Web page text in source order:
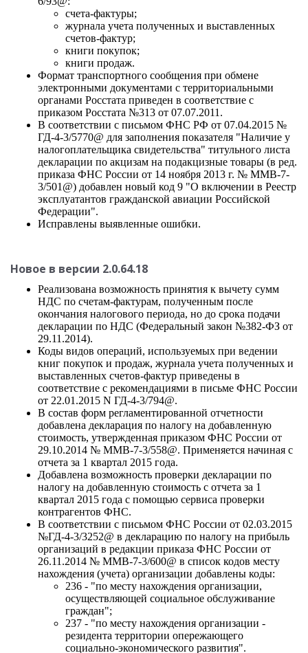
счета-фактуры;
журнала учета полученных и выставленных
счетов-фактур;
книги покупок;
книги продаж.
Формат транспортного сообщения при обмене
электронными документами с территориальными
органами Росстата приведен в соответствие с
приказом Росстата №313 от 07.07.2011.
В соответствии с письмом ФНС РФ от 07.04.2015 №
ГД-4-3/5770@ для заполнения показателя "Наличие у
налогоплательщика свидетельства" титульного листа
декларации по акцизам на подакцизные товары (в ред.
приказа ФНС России от 14 ноября 2013 г. № ММВ-7-
3/501@) добавлен новый код 9 "О включении в Реестр
эксплуатантов гражданской авиации Российской
Федерации".
Исправлены выявленные ошибки.
Новое в версии 2.0.64.18
Реализована возможность принятия к вычету сумм
НДС по счетам-фактурам, полученным после
окончания налогового периода, но до срока подачи
декларации по НДС (Федеральный закон №382-ФЗ от
29.11.2014).
Коды видов операций, используемых при ведении
книг покупок и продаж, журнала учета полученных и
выставленных счетов-фактур приведены в
соответствие с рекомендациями в письме ФНС России
от 22.01.2015 N ГД-4-3/794@.
В состав форм регламентированной отчетности
добавлена декларация по налогу на добавленную
стоимость, утвержденная приказом ФНС России от
29.10.2014 № ММВ-7-3/558@. Применяется начиная с
отчета за 1 квартал 2015 года.
Добавлена возможность проверки декларации по
налогу на добавленную стоимость с отчета за 1
квартал 2015 года с помощью сервиса проверки
контрагентов ФНС.
В соответствии с письмом ФНС России от 02.03.2015
№ГД-4-3/3252@ в декларацию по налогу на прибыль
организаций в редакции приказа ФНС России от
26.11.2014 № ММВ-7-3/600@ в список кодов месту
нахождения (учета) организации добавлены коды:
236 - "по месту нахождения организации,
осуществляющей социальное обслуживание
граждан";
237 - "по месту нахождения организации -
резидента территории опережающего
социально-экономического развития".